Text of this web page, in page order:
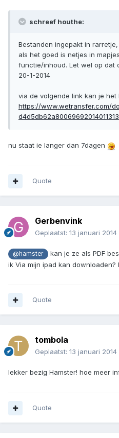
schreef houthe:
Bestanden ingepakt in
als het goed is netjes in
functie/inhoud. Let wel op dat
20-1-2014
via de volgende link kan je
https://www.wetransfer.com/
nu staat ie langer dan 7dagen
Quote
Gerbenvink
Geplaatst: 13 januari 2014
@hamster
kan je ze als PDF
ik Via mijn ipad kan
Quote
tombola
Geplaatst: 13 januari 2014
lekker bezig Hamster! hoe meer
Quote